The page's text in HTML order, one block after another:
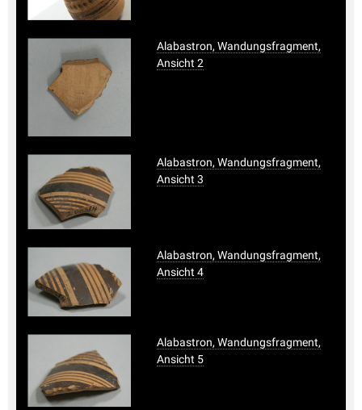
Alabastron, Wandungsfragment,
Ansicht 2
Alabastron, Wandungsfragment,
Ansicht 3
Alabastron, Wandungsfragment,
Ansicht 4
Alabastron, Wandungsfragment,
Ansicht 5